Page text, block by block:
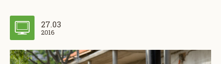
27.03
2016